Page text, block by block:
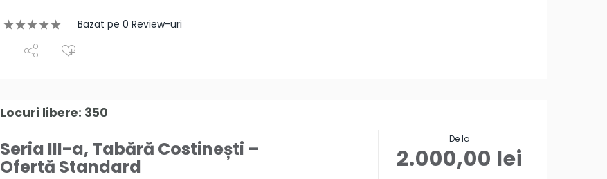
Bazat pe 0 Review-uri
Locuri libere: 350
Seria III-a, Tabără Costinești –
Ofertă Standard
De la
2.000,00 lei